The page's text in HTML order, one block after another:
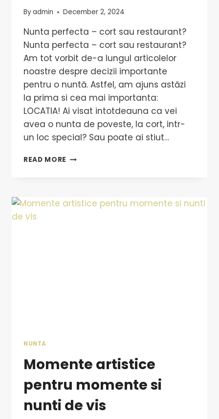
Byadmin December 2, 2024
Nunta perfecta – cort sau restaurant?
Nunta perfecta – cort sau restaurant?
Am tot vorbit de-a lungul articolelor
noastre despre decizii importante
pentru o nuntă. Astfel, am ajuns astăzi
la prima si cea mai importanta:
LOCATIA! Ai visat intotdeauna ca vei
avea o nunta de poveste, la cort, intr-
un loc special? Sau poate ai stiut…
READ MORE
NUNTA
Momente artistice
pentru momente si
nunti de vis